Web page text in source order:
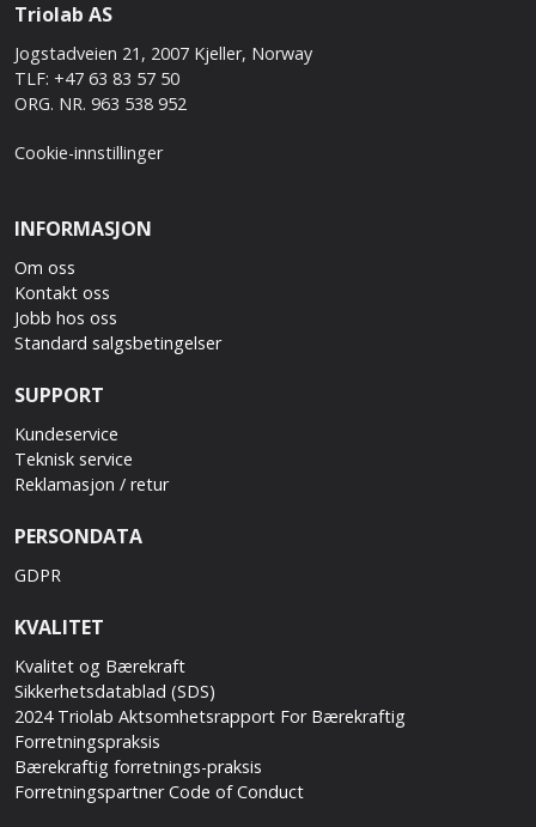
Triolab AS
Jogstadveien 21, 2007 Kjeller, Norway
TLF: +47 63 83 57 50
ORG. NR. 963 538 952
Cookie-innstillinger
INFORMASJON
Om oss
Kontakt oss
Jobb hos oss
Standard salgsbetingelser
SUPPORT
Kundeservice
Teknisk service
Reklamasjon / retur
PERSONDATA
GDPR
KVALITET
Kvalitet og Bærekraft
Sikkerhetsdatablad (SDS)
2024 Triolab Aktsomhetsrapport For Bærekraftig
Forretningspraksis
Bærekraftig forretnings-praksis
Forretningspartner Code of Conduct